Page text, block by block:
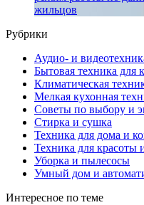
жильцов
Рубрики
Аудио- и
Бытовая техника для
Климатическая
Мелкая кухонная
Советы по выбору и
Стирка и сушка
Техника для дома и
Техника для красоты
Уборка и пылесосы
Умный дом и
Интересное по теме